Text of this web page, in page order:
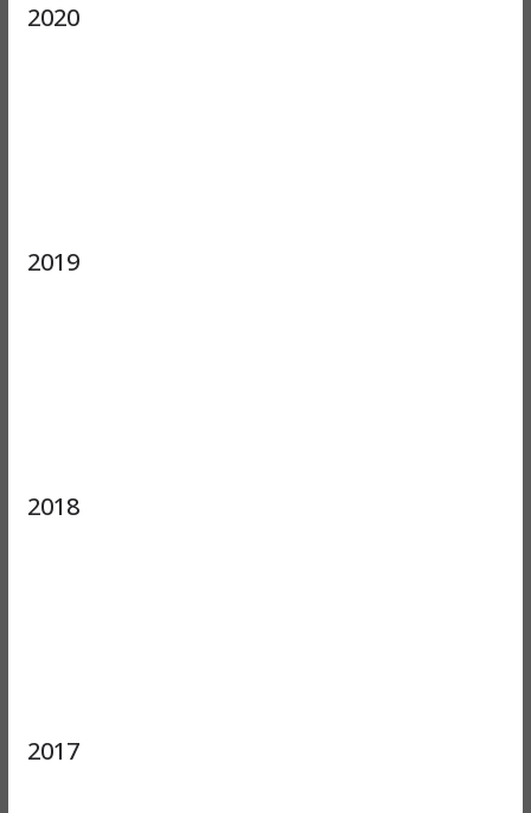
2020
2019
2018
2017